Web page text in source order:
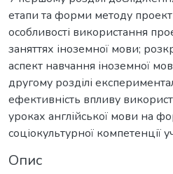
етапи та форми методу
особливості використання
заняттях іноземної мови;
аспект навчання іноземної
другому розділі
ефективність впливу
уроках англійської мови на
соціокультурної компетенції
Опис